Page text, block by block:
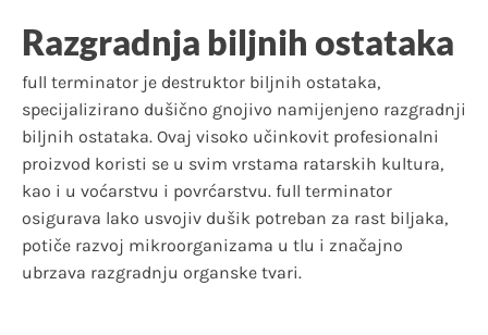
Razgradnja biljnih ostataka
full terminator je destruktor biljnih ostataka,
specijalizirano dušično gnojivo namijenjeno razgradnji
biljnih ostataka. Ovaj visoko učinkovit profesionalni
proizvod koristi se u svim vrstama ratarskih kultura,
kao i u voćarstvu i povrćarstvu. full terminator
osigurava lako usvojiv dušik potreban za rast biljaka,
potiče razvoj mikroorganizama u tlu i značajno
ubrzava razgradnju organske tvari.